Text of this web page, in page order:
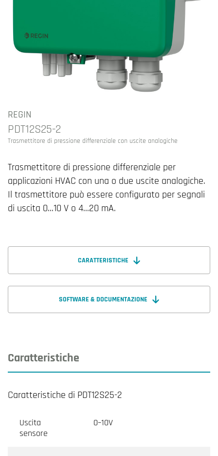
REGIN
PDT12S25-2
Trasmettitore di pressione differenziale con uscite analogiche
Trasmettitore di pressione differenziale per
applicazioni HVAC con una o due uscite analogiche.
Il trasmettitore può essere configurato per segnali
di uscita 0…10 V o 4…20 mA.
CARATTERISTICHE
SOFTWARE & DOCUMENTAZIONE
Caratteristiche
Caratteristiche di PDT12S25-2
Uscita
sensore
0–10V